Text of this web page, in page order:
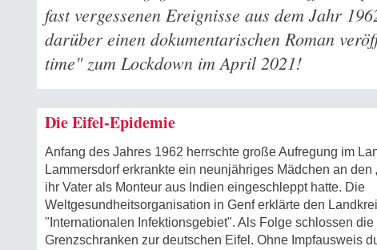
fast vergessenen Ereignisse aus dem Jahr
darüber einen dokumentarischen Roman
time" zum Lockdown im April 2021!
Die Eifel-Epidemie
Anfang des Jahres 1962 herrschte große Aufregung im
Lammersdorf erkrankte ein neunjähriges Mädchen an den
ihr Vater als Monteur aus Indien eingeschleppt hatte. Die
Weltgesundheitsorganisation in Genf erklärte den
"Internationalen Infektionsgebiet". Als Folge schlossen
Grenzschranken zur deutschen Eifel. Ohne Impfausweis